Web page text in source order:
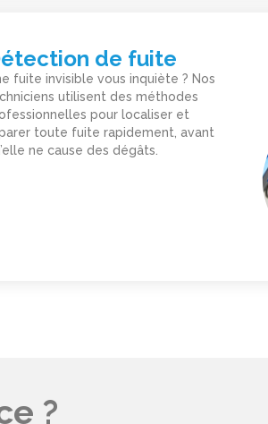
de fuite
fuite invisible vous inquiète ? Nos
utilisent des méthodes
pour localiser et
toute fuite rapidement, avant
ne cause des dégâts.
?